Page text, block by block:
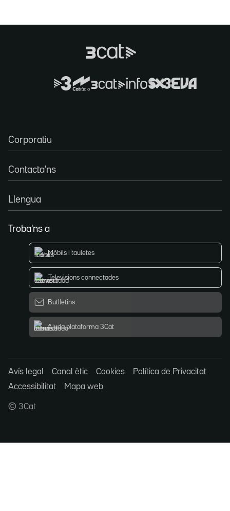
Corporatiu
Contacta'ns
Llengua
Troba'ns a
Mòbils i tauletes
Televisions connectades
Butlletins
Ajuda plataforma 3Cat
Avís legal Canal ètic Cookies
Política de Privacitat
Accessibilitat
Mapa web
© 3Cat